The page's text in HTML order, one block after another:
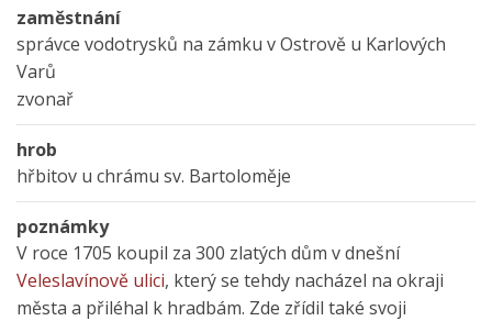
zaměstnání
správce vodotrysků na zámku v Ostrově u Karlových
Varů
zvonař
hrob
hřbitov u chrámu sv. Bartoloměje
poznámky
V roce 1705 koupil za 300 zlatých dům v dnešní
Veleslavínově ulici, který se tehdy nacházel na okraji
města a přiléhal k hradbám. Zde zřídil také svoji